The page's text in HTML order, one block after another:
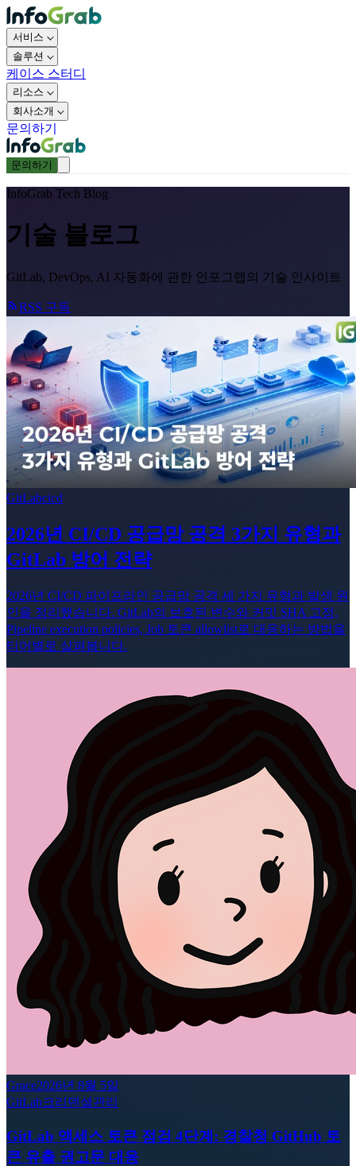
서비스
솔루션
케이스 스터디
리소스
회사소개
문의하기
문의하기
InfoGrab Tech Blog
기술 블로그
GitLab, DevOps, AI 자동화에 관한 인포그랩의 기술 인사이트
RSS 구독
GitLabcicd
2026년 CI/CD 공급망 공격 3가지 유형과
GitLab 방어 전략
2026년 CI/CD 파이프라인 공급망 공격 세 가지 유형과 발생 원
인을 정리했습니다. GitLab의 보호된 변수와 커밋 SHA 고정,
Pipeline execution policies, Job 토큰 allowlist로 대응하는 방법을
티어별로 살펴봅니다.
Grace2026년 8월 5일
GitLab크리덴셜관리
GitLab 액세스 토큰 점검 4단계: 경찰청 GitHub 토
큰 유출 권고문 대응